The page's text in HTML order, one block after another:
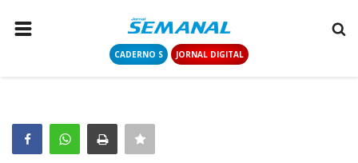
CADERNO S JORNAL DIGITAL
COLUNISTAS
CONTATO